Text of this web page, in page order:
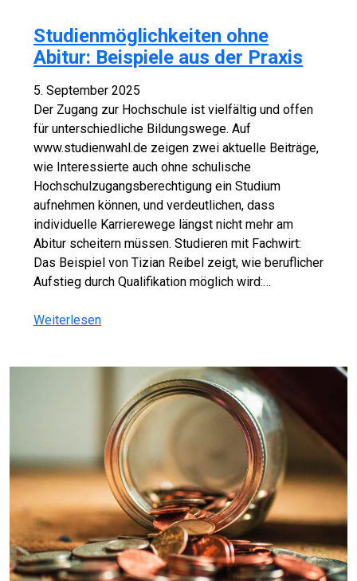
Studienmöglichkeiten ohne
Abitur: Beispiele aus der Praxis
5. September 2025
Der Zugang zur Hochschule ist vielfältig und offen
für unterschiedliche Bildungswege. Auf
www.studienwahl.de zeigen zwei aktuelle Beiträge,
wie Interessierte auch ohne schulische
Hochschulzugangsberechtigung ein Studium
aufnehmen können, und verdeutlichen, dass
individuelle Karrierewege längst nicht mehr am
Abitur scheitern müssen. Studieren mit Fachwirt:
Das Beispiel von Tizian Reibel zeigt, wie beruflicher
Aufstieg durch Qualifikation möglich wird:…
Weiterlesen